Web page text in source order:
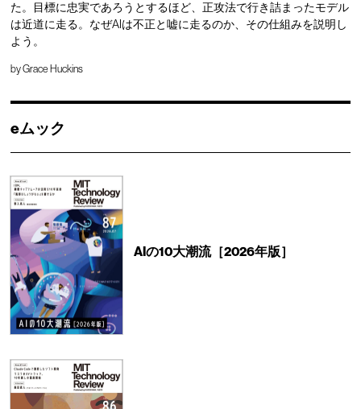
た。目標に忠実であろうとするほど、正攻法で行き詰まったモデル
は近道に走る。なぜAIは不正と嘘に走るのか、その仕組みを説明し
よう。
byGrace Huckins
eムック
AIの10大潮流［2026年版］